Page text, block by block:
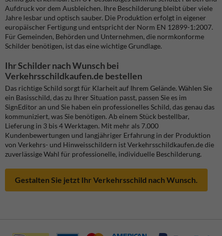
Aufdruck vor dem Ausbleichen. Ihre Beschilderung bleibt über viele
Jahre lesbar und optisch sauber. Die Produktion erfolgt in eigener
europäischer Fertigung und entspricht der Norm EN 12899-1:2007.
Für Gemeinden, Behörden und Unternehmen, die normkonforme
Schilder benötigen, ist das eine wichtige Grundlage.
Ihr Schilder nach Wunsch bei
Verkehrsschildkaufen.de bestellen
Das richtige Schild sorgt für Klarheit auf Ihrem Gelände. Wählen Sie
ein Basisschild, das zu Ihrer Situation passt, passen Sie es im
SignEditor an und Sie haben ein professionelles Schild, das genau das
kommuniziert, was Sie benötigen. Ab einem Stück bestellbar,
Lieferung in 3 bis 4 Werktagen. Mit mehr als 7.000
Kundenbewertungen und langjähriger Erfahrung in der Produktion
von Verkehrs- und Hinweisschildern ist Verkehrsschildkaufen.de die
zuverlässige Wahl für professionelle, individuelle Beschilderung.
Gestalten Sie jetzt Ihr Verkehrsschild nach Wunsch.